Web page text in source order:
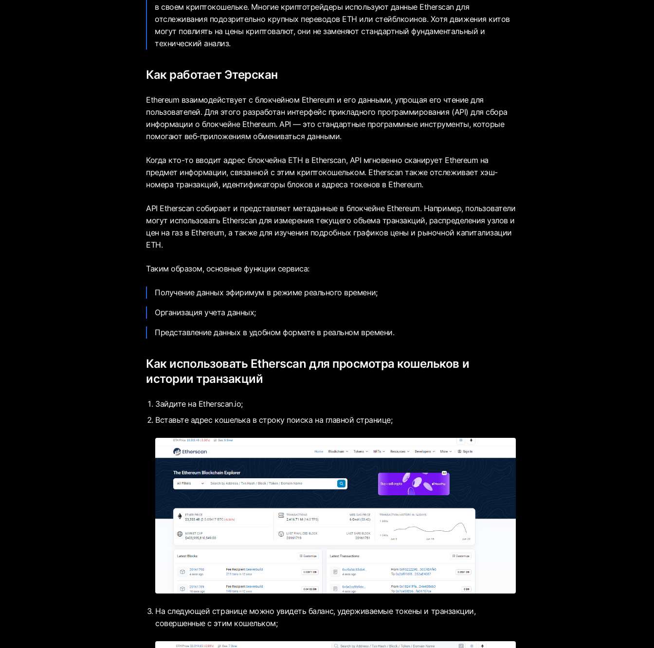
в своем криптокошельке. Многие криптотрейдеры используют данные Etherscan для
отслеживания подозрительно крупных переводов ETH или стейблкоинов. Хотя движения китов
могут повлиять на цены криптовалют, они не заменяют стандартный фундаментальный и
технический анализ.
Как работает Этерскан
Ethereum взаимодействует с блокчейном Ethereum и его данными, упрощая его чтение для
пользователей. Для этого разработан интерфейс прикладного программирования (API) для сбора
информации о блокчейне Ethereum. API — это стандартные программные инструменты, которые
помогают веб-приложениям обмениваться данными.
Когда кто-то вводит адрес блокчейна ETH в Etherscan, API мгновенно сканирует Ethereum на
предмет информации, связанной с этим криптокошельком. Etherscan также отслеживает хэш-
номера транзакций, идентификаторы блоков и адреса токенов в Ethereum.
API Etherscan собирает и представляет метаданные в блокчейне Ethereum. Например, пользователи
могут использовать Etherscan для измерения текущего объема транзакций, распределения узлов и
цен на газ в Ethereum, а также для изучения подробных графиков цены и рыночной капитализации
ETH.
Таким образом, основные функции сервиса:
Получение данных эфиримум в режиме реального времени;
Организация учета данных;
Представление данных в удобном формате в реальном времени.
Как использовать Etherscan для просмотра кошельков и
истории транзакций
Зайдите на Etherscan.io;
Вставьте адрес кошелька в строку поиска на главной странице;
На следующей странице можно увидеть баланс, удерживаемые токены и транзакции,
совершенные с этим кошельком;